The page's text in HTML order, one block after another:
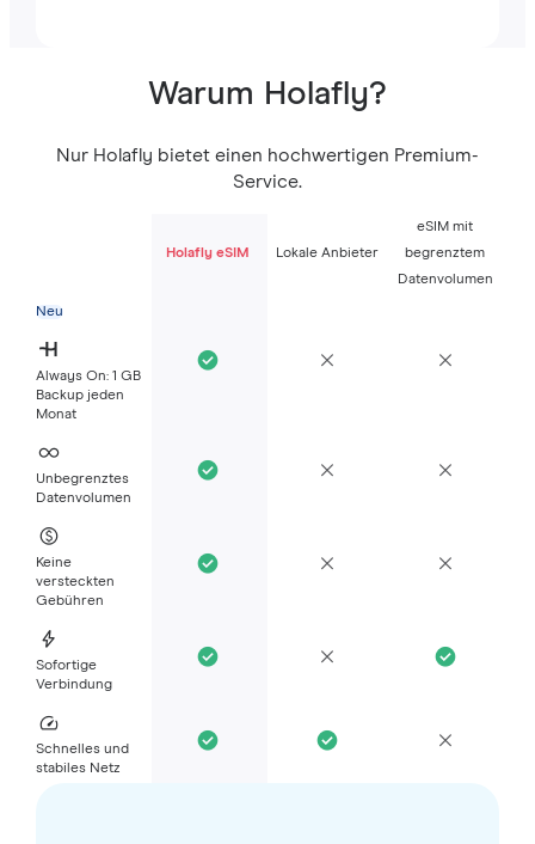
Warum Holafly?
Nur Holafly bietet einen hochwertigen Premium-
Service.
Holafly eSIM Lokale Anbieter
eSIM mit
begrenztem
Datenvolumen
Neu
Always On: 1 GB
Backup jeden
Monat
Unbegrenztes
Datenvolumen
Keine
versteckten
Gebühren
Sofortige
Verbindung
Schnelles und
stabiles Netz